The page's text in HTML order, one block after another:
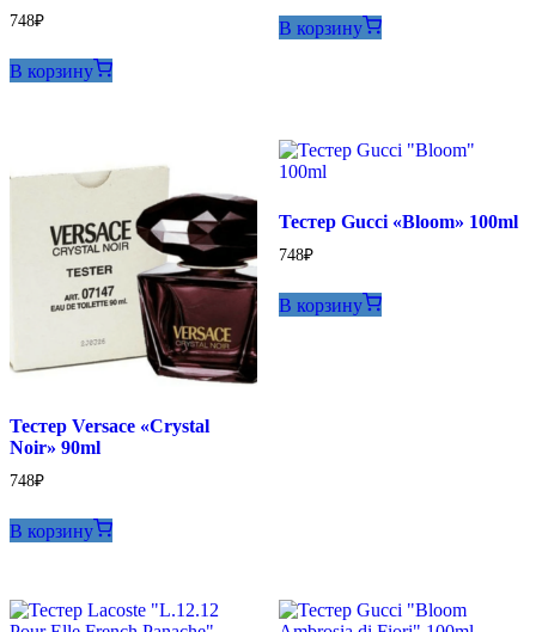
748₽
В корзину
В корзину
Тестер Versace «Crystal
Noir» 90ml
748₽
В корзину
Тестер Gucci «Bloom» 100ml
748₽
В корзину